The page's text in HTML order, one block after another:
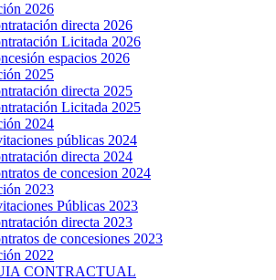
2026
directa 2026
Licitada 2026
espacios 2026
2025
directa 2025
Licitada 2025
2024
públicas 2024
directa 2024
de concesion 2024
2023
Públicas 2023
directa 2023
de concesiones 2023
2022
CONTRACTUAL